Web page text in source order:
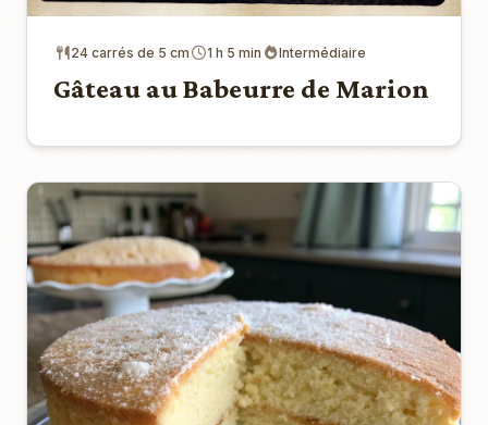
24 carrés de 5 cm 1 h 5 min Intermédiaire
Gâteau au Babeurre de Marion